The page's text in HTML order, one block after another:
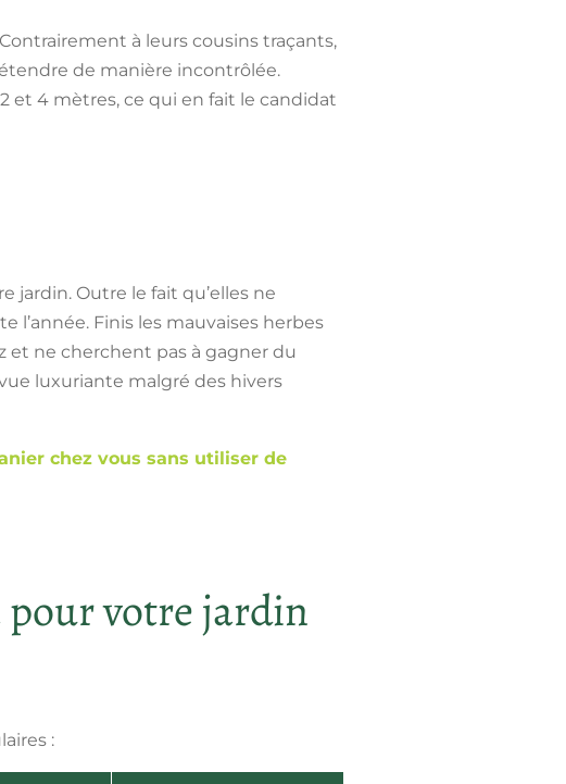
à leurs cousins traçants,
de manière incontrôlée.
et 4 mètres, ce qui en fait le candidat
jardin. Outre le fait qu’elles ne
l’année. Finis les mauvaises herbes
et ne cherchent pas à gagner du
luxuriante malgré des hivers
chez vous sans utiliser de
pour votre jardin
: